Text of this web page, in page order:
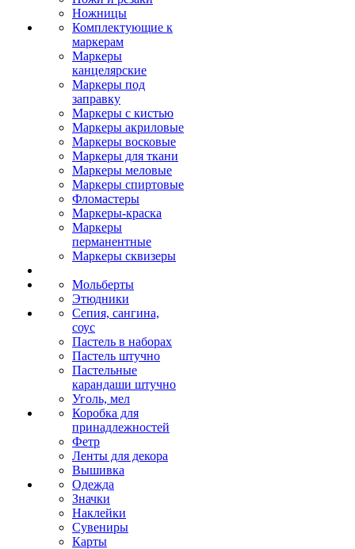
Ножницы
Комплектующие к
маркерам
Маркеры
канцелярские
Маркеры под
заправку
Маркеры с кистью
Маркеры акриловые
Маркеры восковые
Маркеры для ткани
Маркеры меловые
Маркеры спиртовые
Фломастеры
Маркеры-краска
Маркеры
перманентные
Маркеры сквизеры
Мольберты
Этюдники
Сепия, сангина,
соус
Пастель в наборах
Пастель штучно
Пастельные
карандаши штучно
Уголь, мел
Коробка для
принадлежностей
Фетр
Ленты для декора
Вышивка
Одежда
Значки
Наклейки
Сувениры
Карты